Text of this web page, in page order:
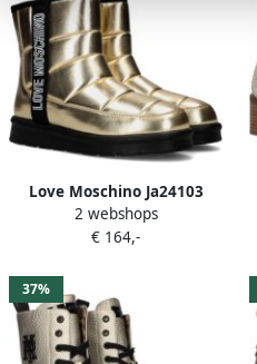
Love Moschino Ja24103
Enkelboots Enkellaarsjes
Dames Goud
2 webshops
€ 164,-
37%